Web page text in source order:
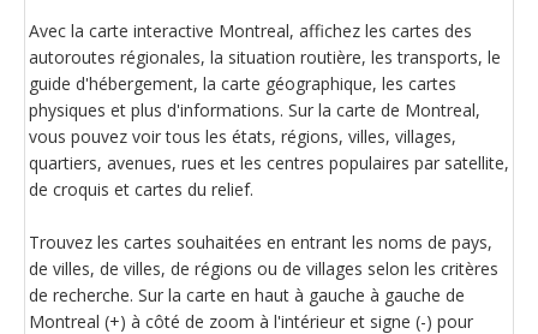
Avec la carte interactive Montreal, affichez les cartes des
autoroutes régionales, la situation routière, les transports, le
guide d'hébergement, la carte géographique, les cartes
physiques et plus d'informations. Sur la carte de Montreal,
vous pouvez voir tous les états, régions, villes, villages,
quartiers, avenues, rues et les centres populaires par satellite,
de croquis et cartes du relief.
Trouvez les cartes souhaitées en entrant les noms de pays,
de villes, de villes, de régions ou de villages selon les critères
de recherche. Sur la carte en haut à gauche à gauche de
Montreal (+) à côté de zoom à l'intérieur et signe (-) pour